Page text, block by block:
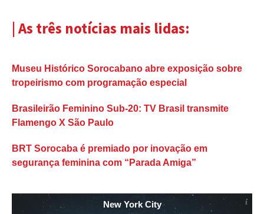
| As três notícias mais lidas:
Museu Histórico Sorocabano abre exposição sobre
tropeirismo com programação especial
Brasileirão Feminino Sub-20: TV Brasil transmite
Flamengo X São Paulo
BRT Sorocaba é premiado por inovação em
segurança feminina com “Parada Amiga”
New York City